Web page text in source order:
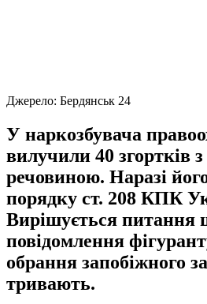
Джерело: Бердянськ 24
У наркозбувача
вилучили 40 згортків
речовиною. Наразі
порядку ст. 208 КПК
Вирішується питання
повідомлення
обрання запобіжного
тривають.